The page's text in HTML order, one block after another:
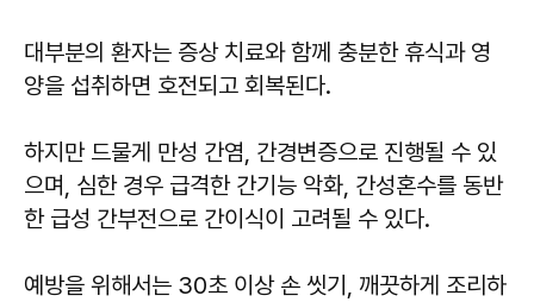
대부분의 환자는 증상 치료와 함께 충분한 휴식과 영
양을 섭취하면 호전되고 회복된다.
하지만 드물게 만성 간염, 간경변증으로 진행될 수 있
으며, 심한 경우 급격한 간기능 악화, 간성혼수를 동반
한 급성 간부전으로 간이식이 고려될 수 있다.
예방을 위해서는 30초 이상 손 씻기, 깨끗하게 조리하